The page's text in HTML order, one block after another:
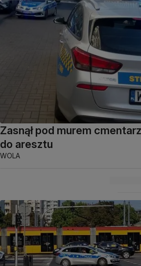
Zasnął pod murem
do aresztu
WOLA